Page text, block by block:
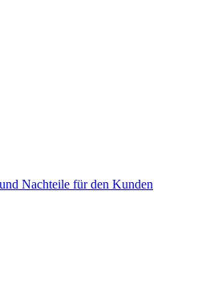
Nachteile für den Kunden